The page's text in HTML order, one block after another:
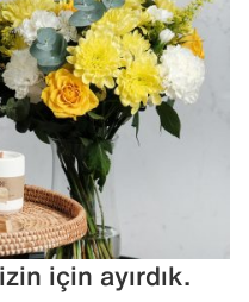
için ayırdık.